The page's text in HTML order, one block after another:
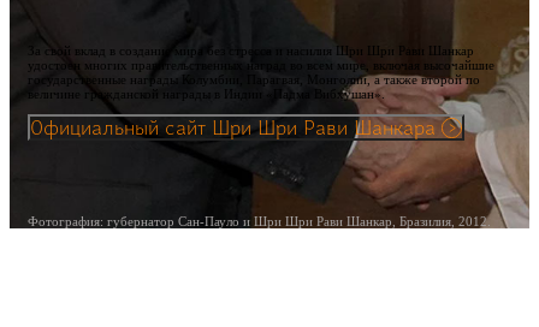
За свой вклад в создание мира без стресса и насилия Шри Шри Рави Шанкар
удостоен многих правительственных наград во всем мире, включая высочайшие
государственные награды Колумбии, Парагвая, Монголии, а также второй по
величине гражданской награды в Индии «Падма Вибхушан».
Официальный сайт Шри Шри Рави Шанкара
Фотография: губернатор Сан-Пауло и Шри Шри Рави Шанкар, Бразилия, 2012.